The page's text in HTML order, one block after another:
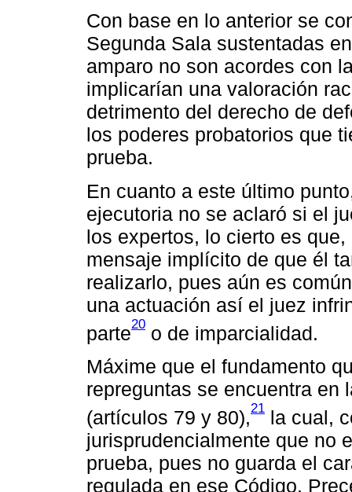
Con base en lo anterior se
Segunda Sala sustentadas
amparo no son acordes con
implicarían una valoración
detrimento del derecho de
los poderes probatorios que
prueba.
En cuanto a este último
ejecutoria no se aclaró si el
los expertos, lo cierto es
mensaje implícito de que él
realizarlo, pues aún es
una actuación así el juez
parte20 o de imparcialidad.
Máxime que el fundamento
repreguntas se encuentra
(artículos 79 y 80),21 la cual,
jurisprudencialmente que no
prueba, pues no guarda el
regulada en ese Código.